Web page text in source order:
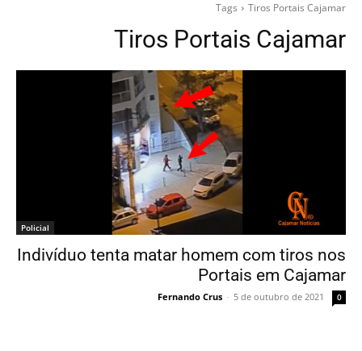
Tags Tiros Portais Cajamar
Tiros Portais Cajamar
Policial
Indivíduo tenta matar homem com tiros nos
Portais em Cajamar
Fernando Crus - 5 de outubro de 2021 0